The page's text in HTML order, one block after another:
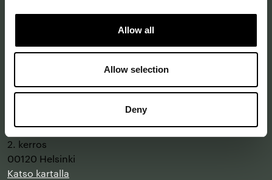
Allow all
Allow selection
Deny
Making a difference
with design
–
since 1875
Annankatu 16 B 25
2. kerros
00120 Helsinki
Katso kartalla